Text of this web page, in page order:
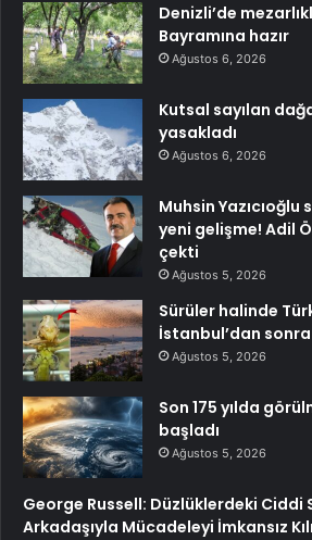
Denizli’de
Bayramına hazır
Ağustos 6, 2026
Kutsal sayılan
yasakladı
Ağustos 6, 2026
Muhsin
yeni gelişme! Adil
çekti
Ağustos 5, 2026
Sürüler halinde
İstanbul’dan
Ağustos 5, 2026
Son 175 yılda
başladı
Ağustos 5, 2026
George Russell: Düzlüklerdeki Ciddi
Arkadaşıyla Mücadeleyi İmkansız